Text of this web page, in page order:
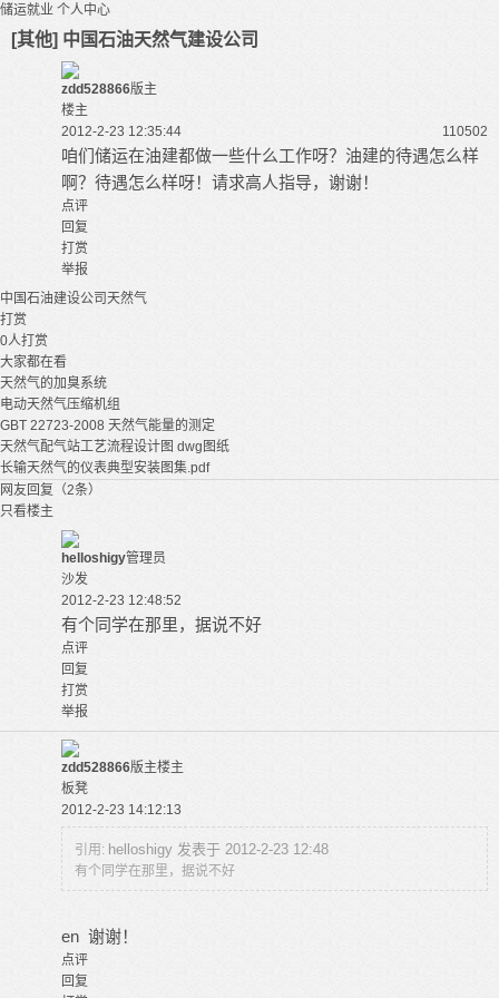
储运就业 个人中心
[其他] 中国石油天然气建设公司
zdd528866版主
楼主
2012-2-23 12:35:44
110502
咱们储运在油建都做一些什么工作呀？油建的待遇怎么样
啊？待遇怎么样呀！请求高人指导，谢谢！
点评
回复
打赏
举报
中国石油建设公司 天然气
打赏
0人打赏
大家都在看
天然气的加臭系统
电动天然气压缩机组
GBT 22723-2008 天然气能量的测定
天然气配气站工艺流程设计图 dwg图纸
长输天然气的仪表典型安装图集.pdf
网友回复（2条）
只看楼主
helloshigy管理员
沙发
2012-2-23 12:48:52
有个同学在那里，据说不好
点评
回复
打赏
举报
zdd528866版主楼主
板凳
2012-2-23 14:12:13
引用: helloshigy 发表于 2012-2-23 12:48
有个同学在那里，据说不好
en 谢谢！
点评
回复